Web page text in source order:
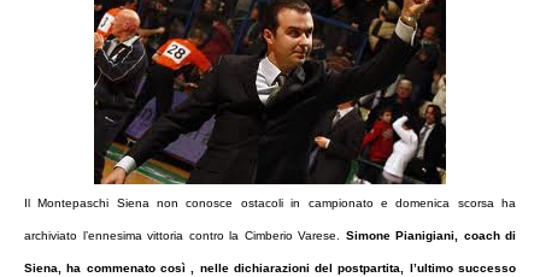
Il Montepaschi Siena non conosce ostacoli in campionato e domenica scorsa ha
archiviato l’ennesima vittoria contro la Cimberio Varese. Simone Pianigiani, coach di
Siena, ha commenato così , nelle dichiarazioni del postpartita, l’ultimo successo